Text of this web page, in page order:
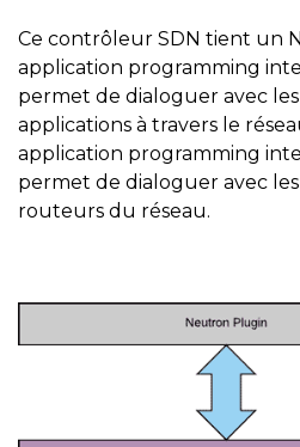
Ce contrôleur SDN tient un
application programming
permet de dialoguer avec les
applications à travers le
application programming
permet de dialoguer avec
routeurs du réseau.